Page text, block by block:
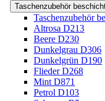
Taschenzubehör
Taschenzubehör
Altrosa D213
Beere D230
Dunkelgrau D306
Dunkelgrün D190
Flieder D268
Mint D871
Petrol D103